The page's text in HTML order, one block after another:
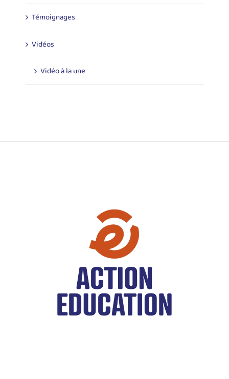
Témoignages
Vidéos
Vidéo à la une